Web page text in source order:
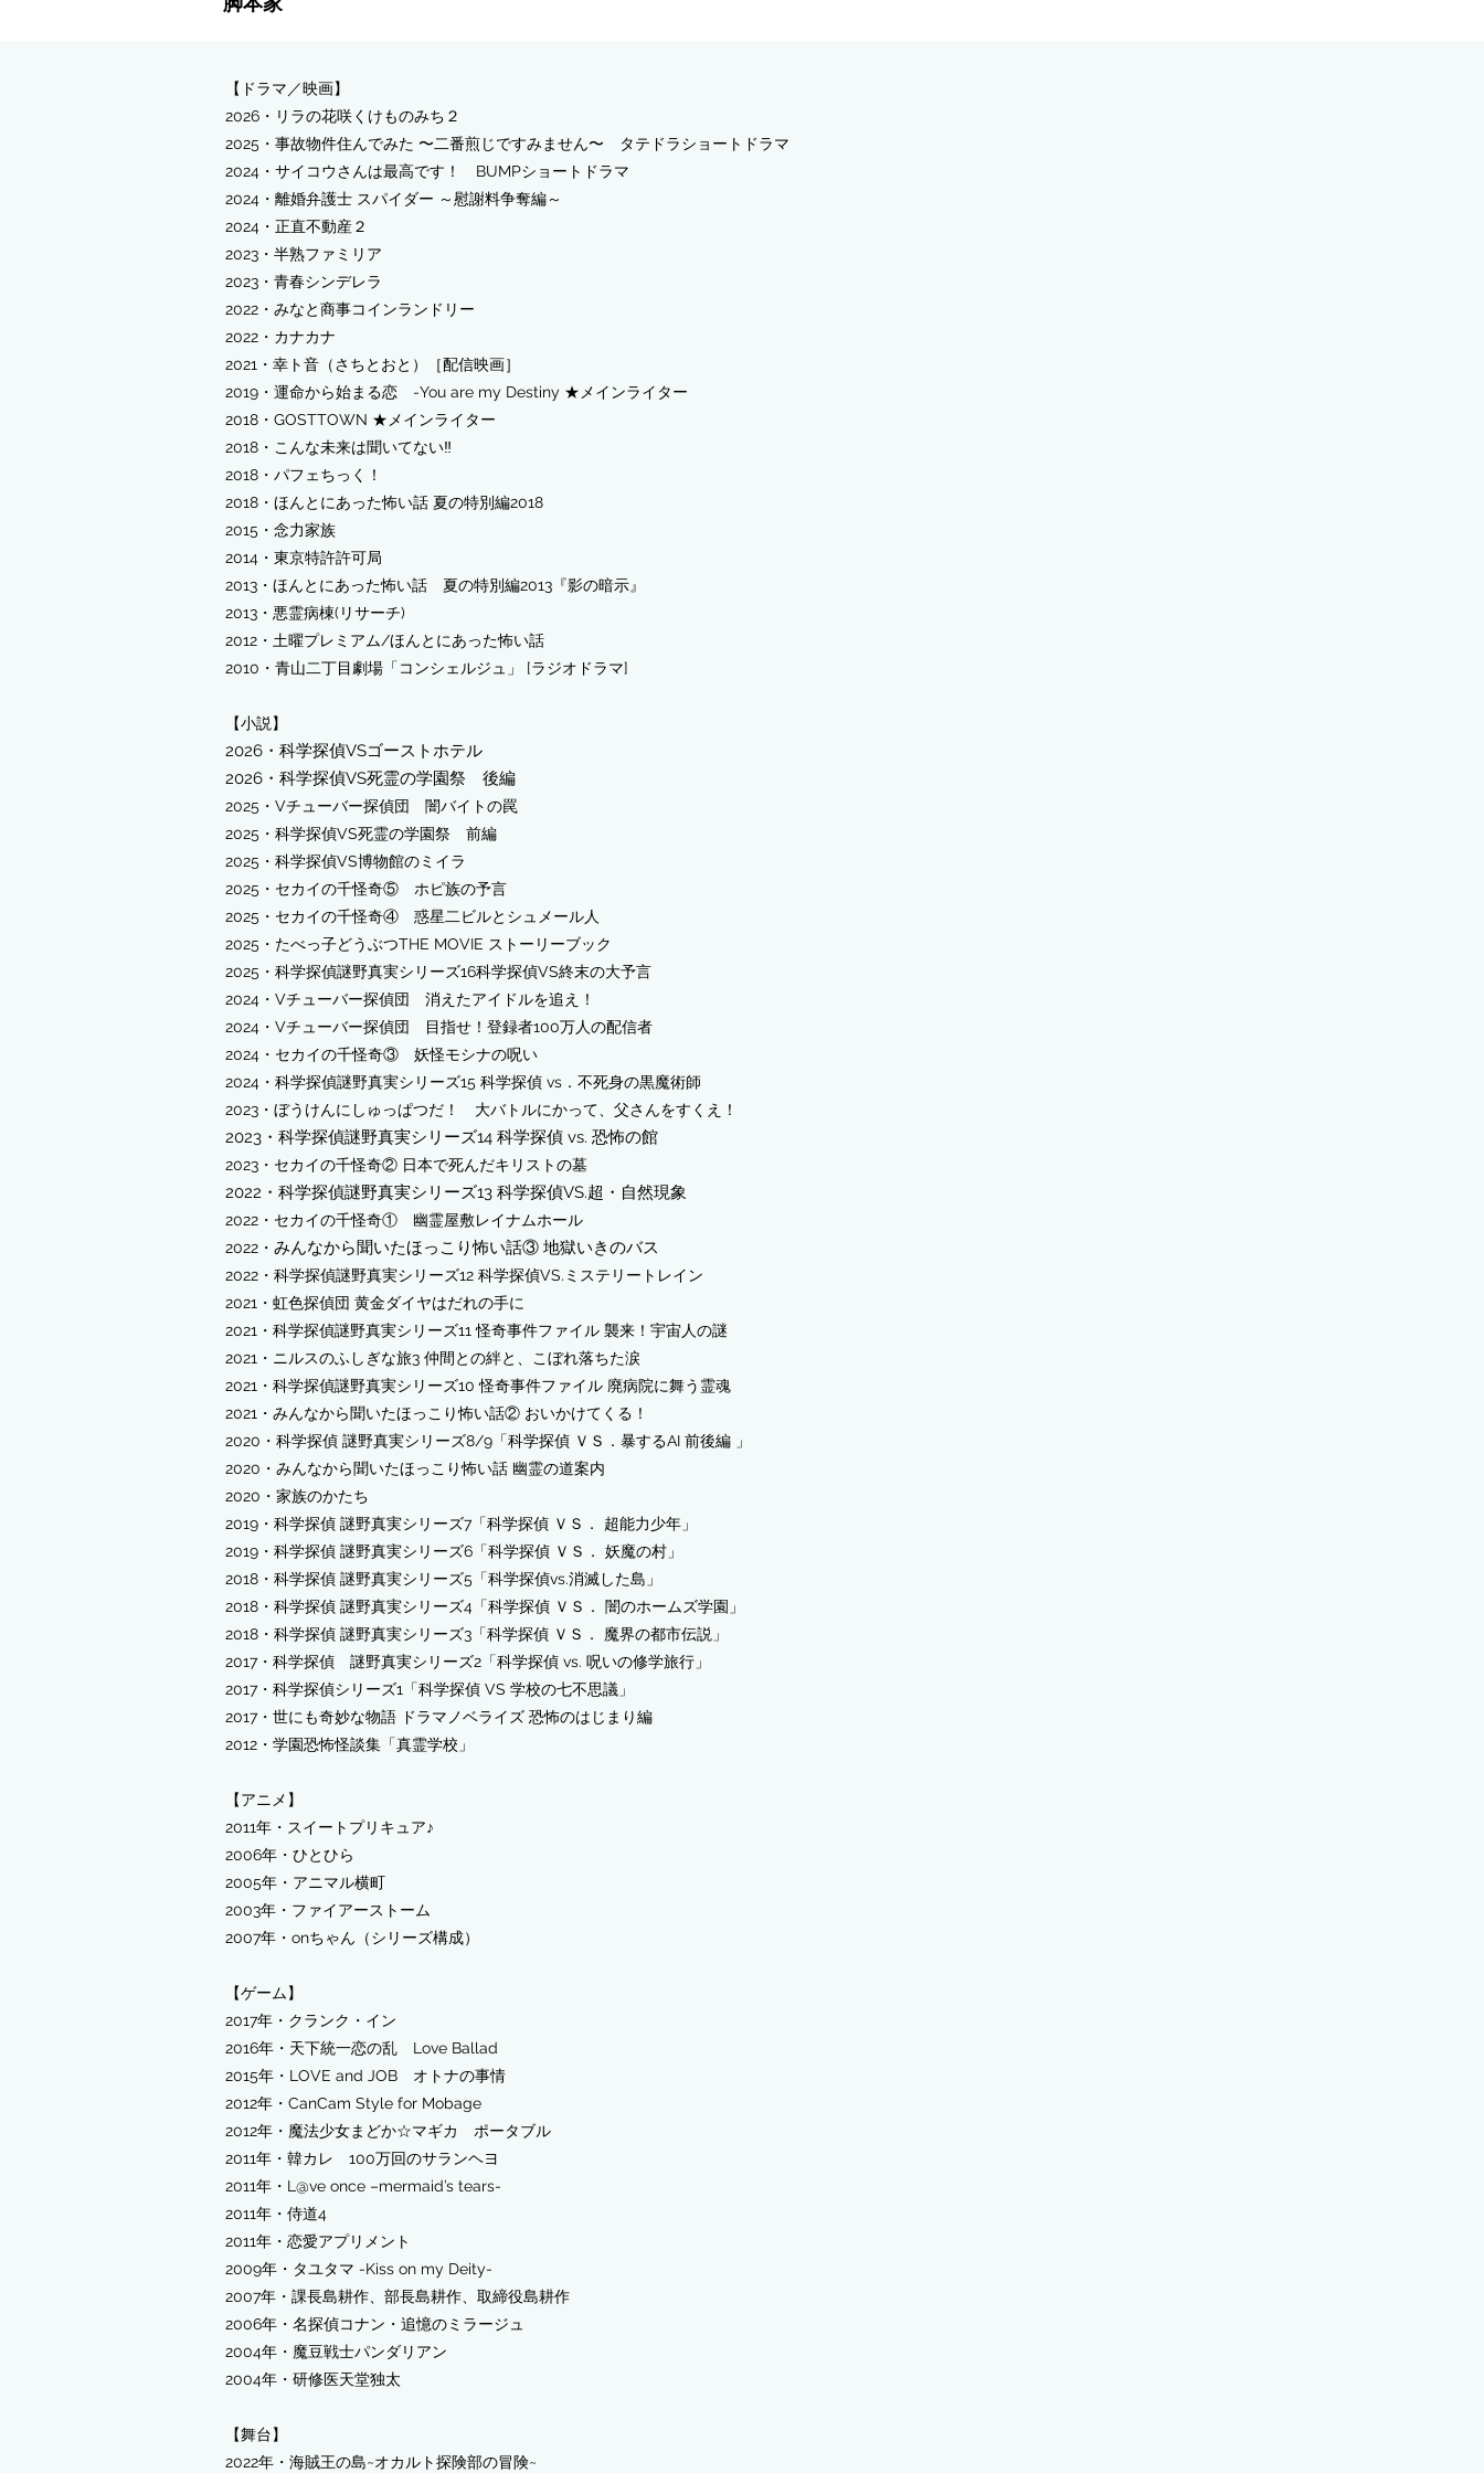
【ドラマ／映画】
2026・リラの花咲くけものみち２
2025・事故物件住んでみた 〜二番煎じですみません〜 タテドラショートドラマ
​2024・サイコウさんは最高です！ BUMPショートドラマ
2024・離婚弁護士 スパイダー ～慰謝料争奪編～
2024・正直不動産２
​2023・半熟ファミリア
​2023・青春シンデレラ
​2022・みなと商事コインランドリー
2022・カナカナ
2021・幸ト音（さちとおと）［配信映画］
2019・運命から始まる恋 -You are my Destiny ★メインライター
2018・GOSTTOWN ★メインライター
2018・こんな未来は聞いてない‼
2018・パフェちっく！
2018・ほんとにあった怖い話 夏の特別編2018
2015・念力家族
2014・東京特許許可局
2013・ほんとにあった怖い話 夏の特別編2013『影の暗示』
2013・悪霊病棟(リサーチ)
2012・土曜プレミアム/ほんとにあった怖い話
2010・青山二丁目劇場「コンシェルジュ」 [ラジオドラマ]
【小説】
​2026・ 科学探偵VSゴーストホテル
​2026・科学探偵VS死霊の学園祭 後編
2025・Vチューバー探偵団 闇バイトの罠
​2025・科学探偵VS死霊の学園祭 前編
​2025・ 科学探偵VS博物館のミイラ
​2025・セカイの千怪奇⑤ ホピ族の予言
2025・セカイの千怪奇④ 惑星二ビルとシュメール人
​2025・たべっ子どうぶつTHE MOVIE ストーリーブック
2025・科学探偵謎野真実シリーズ16科学探偵VS終末の大予言​
​2024・Vチューバー探偵団 消えたアイドルを追え！
​2024・Vチューバー探偵団 目指せ！登録者100万人の配信者
2024・セカイの千怪奇③ 妖怪モシナの呪い
2024・科学探偵謎野真実シリーズ15 科学探偵 vs．不死身の黒魔術師
2023・ぼうけんにしゅっぱつだ！ 大バトルにかって、父さんをすくえ！
2023 ・ 科学探偵謎野真実シリーズ14 科学探偵 vs. 恐怖の館
2023・ セカイの千怪奇② 日本で死んだキリストの墓
2022 ・ 科学探偵謎野真実シリーズ13 科学探偵VS.超・自然現象
2022・セカイの千怪奇① 幽霊屋敷レイナムホール
2022・ みんなから聞いたほっこり怖い話③ 地獄いきのバス
2022・ 科学探偵謎野真実シリーズ12 科学探偵VS.ミステリートレイン
2021・虹色探偵団 黄金ダイヤはだれの手に
2021・科学探偵謎野真実シリーズ11 怪奇事件ファイル 襲来！宇宙人の謎
​​2021・ニルスのふしぎな旅3 仲間との絆と、こぼれ落ちた涙
​2021・科学探偵謎野真実シリーズ10 怪奇事件ファイル 廃病院に舞う霊魂
2021・みんなから聞いたほっこり怖い話② おいかけてくる！
​2020・科学探偵 謎野真実シリーズ8/9「科学探偵 ＶＳ．暴するAI 前後編 」
2020・みんなから聞いたほっこり怖い話 幽霊の道案内
2020・家族のかたち
2019・ 科学探偵 謎野真実シリーズ7「科学探偵 ＶＳ． 超能力少年」
2019・科学探偵 謎野真実シリーズ6「科学探偵 ＶＳ． 妖魔の村」
2018 ・ 科学探偵 謎野真実シリーズ5 「科学探偵vs.消滅した島」
2018・科学探偵 謎野真実シリーズ4「科学探偵 ＶＳ． 闇のホームズ学園」
2018・科学探偵 謎野真実シリーズ3「科学探偵 ＶＳ． 魔界の都市伝説」
2017・科学探偵 謎野真実シリーズ2「科学探偵 vs. 呪いの修学旅行」
2017・科学探偵シリーズ1「科学探偵 VS 学校の七不思議」
2017・世にも奇妙な物語 ドラマノベライズ 恐怖のはじまり編
2012・学園恐怖怪談集「真霊学校」
【アニメ】
2011年・スイートプリキュア♪
2006年・ひとひら
2005年・アニマル横町
2003年・ファイアーストーム
2007年・onちゃん（シリーズ構成）
【ゲーム】
2017年・クランク・イン
2016年・天下統一恋の乱 Love Ballad
2015年・LOVE and JOB オトナの事情
2012年・CanCam Style for Mobage
2012年・魔法少女まどか☆マギカ ポータブル
2011年・韓カレ 100万回のサランヘヨ
2011年・L@ve once –mermaid’s tears-
2011年・侍道4
2011年・恋愛アプリメント
2009年・タユタマ -Kiss on my Deity-
2007年・課長島耕作、部長島耕作、取締役島耕作
2006年・名探偵コナン・追憶のミラージュ
2004年・魔豆戦士パンダリアン
2004年・研修医天堂独太
【舞台】
​2022年・海賊王の島~オカルト探険部の冒険~